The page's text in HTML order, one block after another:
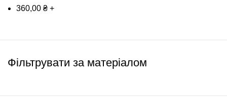
360,00 ₴ +
Фільтрувати за матеріалом